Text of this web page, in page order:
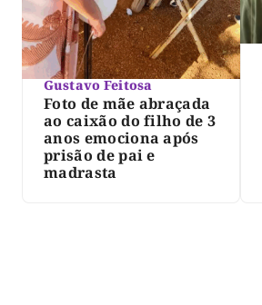
Gustavo Feitosa
Foto de mãe abraçada
ao caixão do filho de 3
anos emociona após
prisão de pai e
madrasta